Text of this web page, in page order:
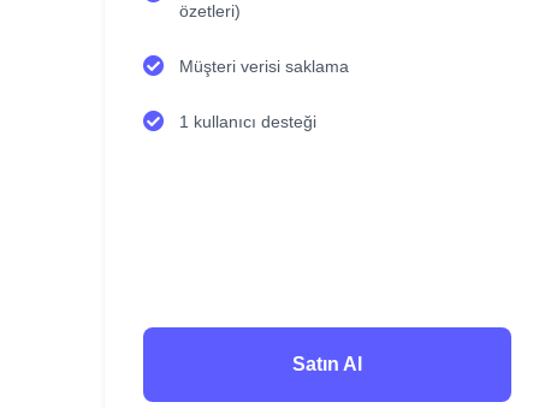
özetleri)
Müşteri verisi saklama
1 kullanıcı desteği
Satın Al